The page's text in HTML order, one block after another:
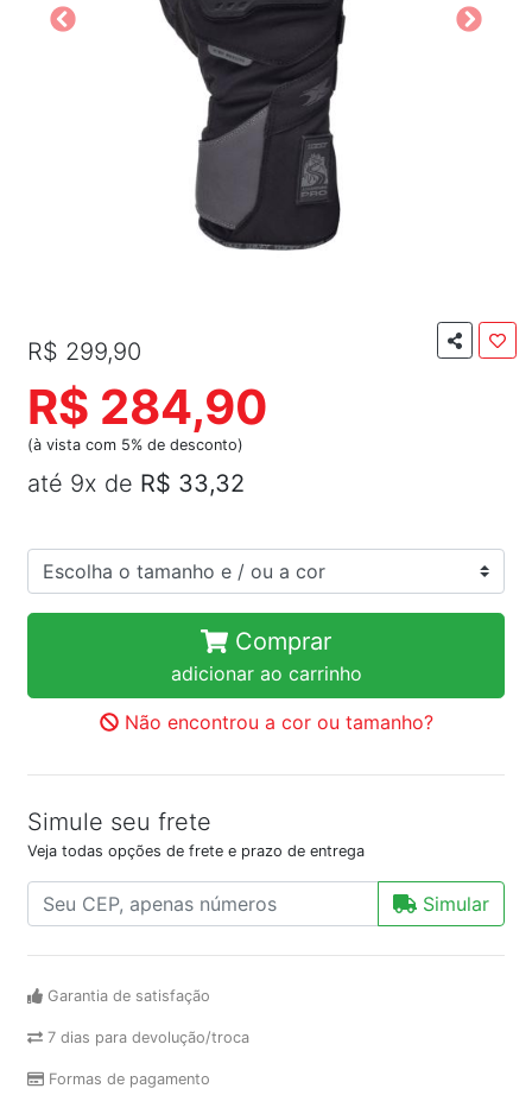
R$ 299,90
R$ 284,90
(à vista com 5% de desconto)
até 9x de R$ 33,32
Comprar
adicionar ao carrinho
Não encontrou a cor ou tamanho?
Simule seu frete
Veja todas opções de frete e prazo de entrega
Simular
Garantia de satisfação
7 dias para devolução/troca
Formas de pagamento